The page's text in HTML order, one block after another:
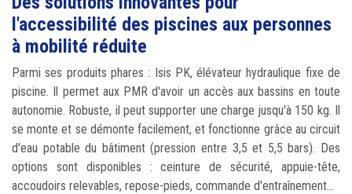
l'accessibilité des piscines aux personnes
à mobilité réduite
Parmi ses produits phares : Isis PK, élévateur hydraulique fixe de
piscine. Il permet aux PMR d'avoir un accès aux bassins en toute
autonomie. Robuste, il peut supporter une charge jusqu'à 150 kg. Il
se monte et se démonte facilement, et fonctionne grâce au circuit
d'eau potable du bâtiment (pression entre 3,5 et 5,5 bars). Des
options sont disponibles : ceinture de sécurité, appuie-tête,
accoudoirs relevables, repose-pieds, commande d'entraînement...